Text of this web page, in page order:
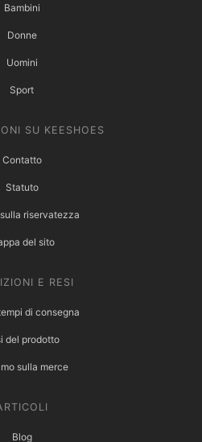
Bambini
Donne
Uomini
Sport
SU KEESHOES
Contatto
Statuto
riservatezza
del sito
E RESI
di consegna
del prodotto
sulla merce
Blog